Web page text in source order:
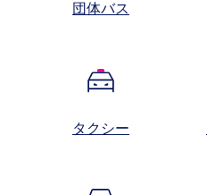
団体バス
タクシー